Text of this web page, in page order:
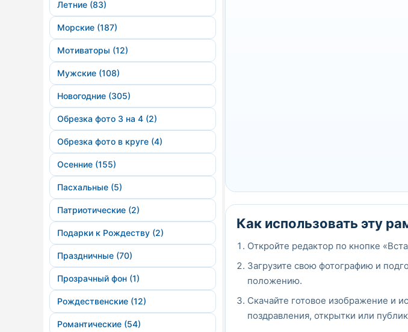
Летние (83)
Морские (187)
Мотиваторы (12)
Мужские (108)
Новогодние (305)
Обрезка фото 3 на 4 (2)
Обрезка фото в круге (4)
Осенние (155)
Пасхальные (5)
Патриотические (2)
Подарки к Рождеству (2)
Праздничные (70)
Прозрачный фон (1)
Рождественские (12)
Романтические (54)
Как использовать эту
Откройте редактор по кнопке
Загрузите свою фотографию и
положению.
Скачайте готовое изображение и
поздравления, открытки или